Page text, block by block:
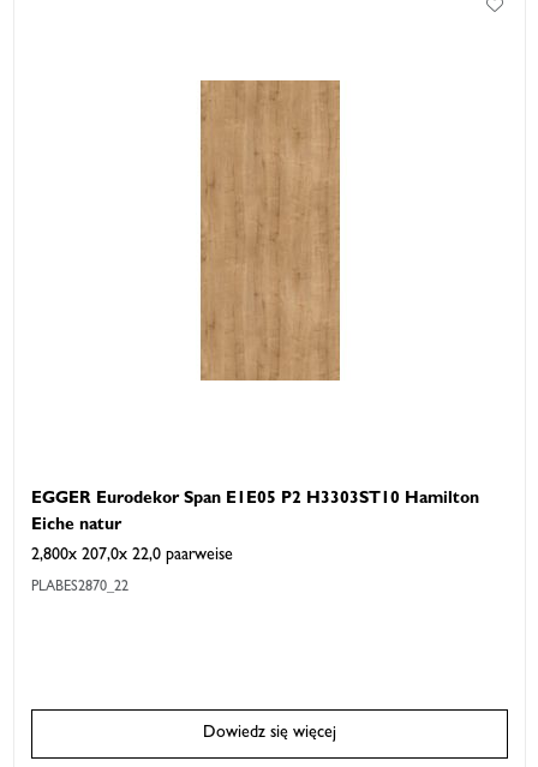
EGGER Eurodekor Span E1E05 P2 H3303ST10 Hamilton
Eiche natur
2,800x 207,0x 22,0 paarweise
PLABES2870_22
Dowiedz się więcej